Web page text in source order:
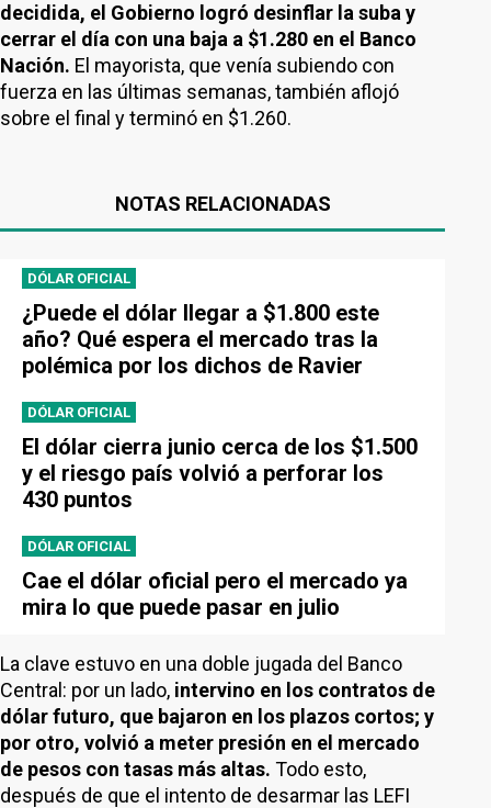
decidida, el Gobierno logró desinflar la suba y
cerrar el día con una baja a $1.280 en el Banco
Nación. El mayorista, que venía subiendo con
fuerza en las últimas semanas, también aflojó
sobre el final y terminó en $1.260.
NOTAS RELACIONADAS
DÓLAR OFICIAL
¿Puede el dólar llegar a $1.800 este
año? Qué espera el mercado tras la
polémica por los dichos de Ravier
DÓLAR OFICIAL
El dólar cierra junio cerca de los $1.500
y el riesgo país volvió a perforar los
430 puntos
DÓLAR OFICIAL
Cae el dólar oficial pero el mercado ya
mira lo que puede pasar en julio
La clave estuvo en una doble jugada del Banco
Central: por un lado, intervino en los contratos de
dólar futuro, que bajaron en los plazos cortos; y
por otro, volvió a meter presión en el mercado
de pesos con tasas más altas. Todo esto,
después de que el intento de desarmar las LEFI